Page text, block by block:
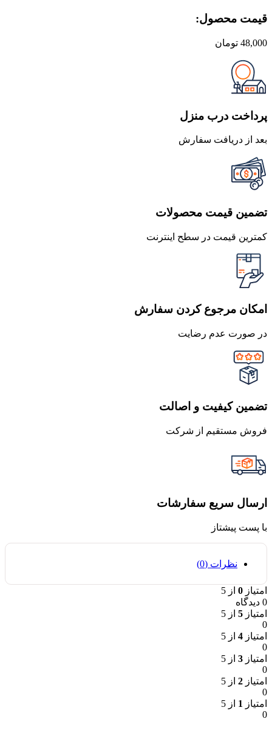
قیمت محصول:​
48,000 تومان
پرداخت درب منزل
بعد از دریافت سفارش
تضمین قیمت محصولات
کمترین قیمت در سطح اینترنت
امکان مرجوع کردن سفارش
در صورت عدم رضایت
تضمین کیفیت و اصالت
فروش مستقیم از شرکت
ارسال سریع سفارشات
با پست پیشتاز
نظرات (0)
امتیاز 0 از 5
0 دیدگاه
امتیاز 5 از 5
0
امتیاز 4 از 5
0
امتیاز 3 از 5
0
امتیاز 2 از 5
0
امتیاز 1 از 5
0